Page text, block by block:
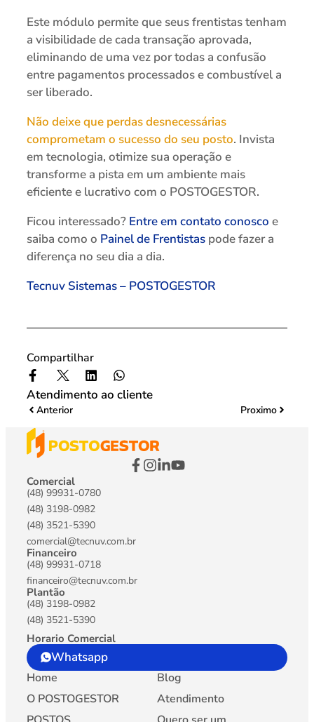
Este módulo permite que seus frentistas tenham
a visibilidade de cada transação aprovada,
eliminando de uma vez por todas a confusão
entre pagamentos processados e combustível a
ser liberado.
Não deixe que perdas desnecessárias
comprometam o sucesso do seu posto. Invista
em tecnologia, otimize sua operação e
transforme a pista em um ambiente mais
eficiente e lucrativo com o POSTOGESTOR.
Ficou interessado? Entre em contato conosco e
saiba como o Painel de Frentistas pode fazer a
diferença no seu dia a dia.
Tecnuv Sistemas – POSTOGESTOR
Compartilhar
Atendimento ao cliente
Anterior Proximo
Comercial
(48) 99931-0780
(48) 3198-0982
(48) 3521-5390
comercial@tecnuv.com.br
Financeiro
(48) 99931-0718
financeiro@tecnuv.com.br
Plantão
(48) 3198-0982
(48) 3521-5390
Horario Comercial
Whatsapp
Home
O POSTOGESTOR
Blog
Atendimento